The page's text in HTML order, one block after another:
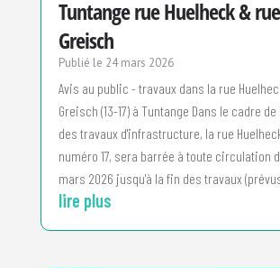
Tuntange rue Huelheck &
Greisch
24 mars 2026
Avis au public - travaux dans la rue
Greisch (13-17) à Tuntange Dans le cadre de
des travaux d'infrastructure, la rue
numéro 17, sera barrée à toute circulation
mars 2026 jusqu'à la fin des travaux
lire plus